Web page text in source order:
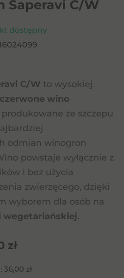
Saperavi C/W
dostępny
C/W to wysokiej
wino
produkowane ze szczepu
odmian winogron
powstaje wyłącznie z
i bez użycia
zwierzęcego, dzięki
wyborem dla osób na
wegetariańskiej.
zł
36,00 zł